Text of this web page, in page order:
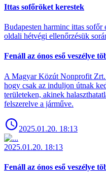
Ittas sofőröket kerestek
Budapesten harminc ittas
oldali hétvégi ellenőrzésük
Fenáll az ónos eső veszélye
A Magyar Közút Nonprofit
hogy csak az induljon útnak
területeken, akinek
felszerelve a járműve.
2025.01.20. 18:13
2025.01.20. 18:13
Fenáll az ónos eső veszélye